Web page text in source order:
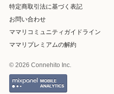
特定商取引法に基づく表記
お問い合わせ
ママリコミュニティガイドライン
ママリプレミアムの解約
© 2026 Connehito Inc.